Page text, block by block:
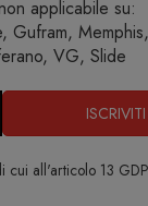
applicabile su:
Gufram,
VG, Slide
ISCRIVITI
cui all'articolo 13
sfoglia Smeg